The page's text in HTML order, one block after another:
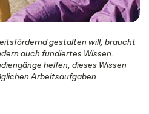
gestalten will, braucht
auch fundiertes Wissen.
helfen, dieses Wissen
Arbeitsaufgaben